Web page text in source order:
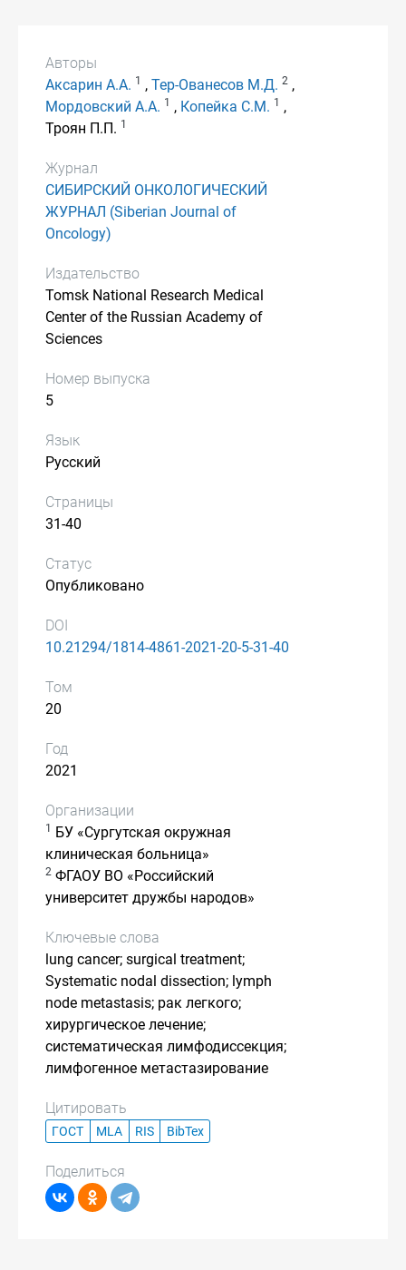
Авторы
Аксарин А.А. 1 , Тер-Ованесов М.Д. 2 ,
Мордовский А.А. 1 , Копейка С.М. 1
,
Троян П.П. 1
Журнал
СИБИРСКИЙ ОНКОЛОГИЧЕСКИЙ
ЖУРНАЛ (Siberian Journal of
Oncology)
Издательство
Tomsk National Research Medical
Center of the Russian Academy of
Sciences
Номер выпуска
5
Язык
Русский
Страницы
31-40
Статус
Опубликовано
DOI
10.21294/1814-4861-2021-20-5-31-40
Том
20
Год
2021
Организации
1
БУ «Сургутская окружная
клиническая больница»
2 ФГАОУ ВО «Российский
университет дружбы народов»
Ключевые слова
lung cancer; surgical treatment;
Systematic nodal dissection; lymph
node metastasis; рак легкого;
хирургическое лечение;
систематическая лимфодиссекция;
лимфогенное метастазирование
Цитировать
ГОСТ MLA RIS BibTex
Поделиться